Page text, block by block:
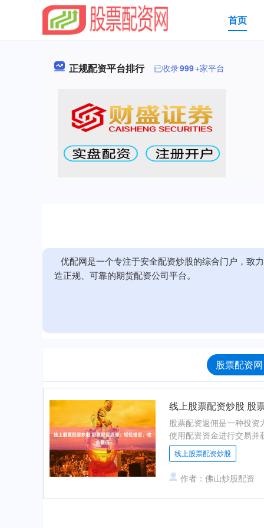
首页
正规配资平台排行 已收录999+家平台
优配网是一个专注于安全配资炒股的综合门户，致
造正规、可靠的期货配资公司平台。
股票配资
线上股票配资炒股 股
股票配资返佣是一种投
使用配资资金进行交易
线上股票配资炒股
作者：佛山炒股配资